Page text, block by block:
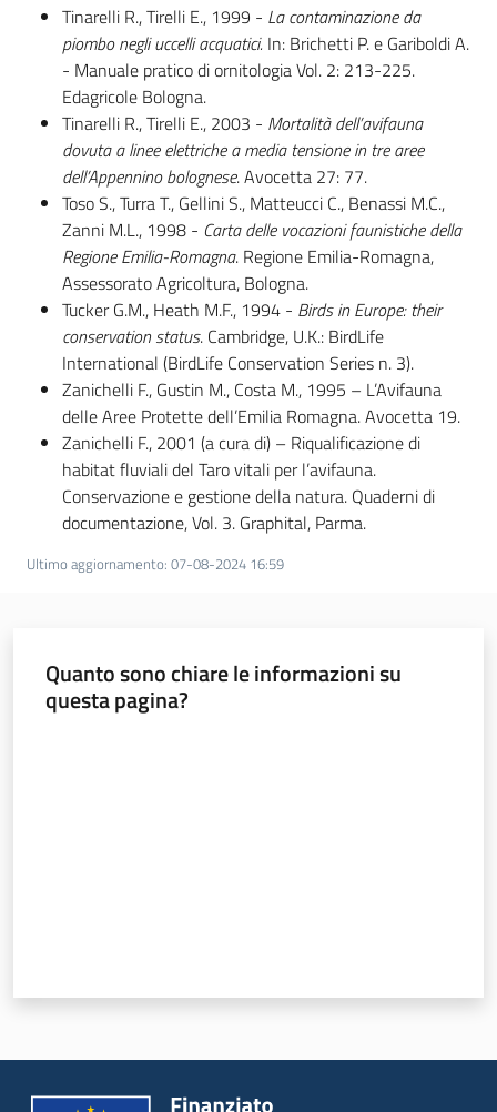
Tinarelli R., Tirelli E., 1999 - La contaminazione da
piombo negli uccelli acquatici. In: Brichetti P. e Gariboldi A.
- Manuale pratico di ornitologia Vol. 2: 213-225.
Edagricole Bologna.
Tinarelli R., Tirelli E., 2003 - Mortalità dell’avifauna
dovuta a linee elettriche a media tensione in tre aree
dell’Appennino bolognese. Avocetta 27: 77.
Toso S., Turra T., Gellini S., Matteucci C., Benassi M.C.,
Zanni M.L., 1998 - Carta delle vocazioni faunistiche della
Regione Emilia-Romagna. Regione Emilia-Romagna,
Assessorato Agricoltura, Bologna.
Tucker G.M., Heath M.F., 1994 - Birds in Europe: their
conservation status. Cambridge, U.K.: BirdLife
International (BirdLife Conservation Series n. 3).
Zanichelli F., Gustin M., Costa M., 1995 – L’Avifauna
delle Aree Protette dell’Emilia Romagna. Avocetta 19.
Zanichelli F., 2001 (a cura di) – Riqualificazione di
habitat fluviali del Taro vitali per l’avifauna.
Conservazione e gestione della natura. Quaderni di
documentazione, Vol. 3. Graphital, Parma.
Ultimo aggiornamento: 07-08-2024 16:59
Quanto sono chiare le informazioni su
questa pagina?